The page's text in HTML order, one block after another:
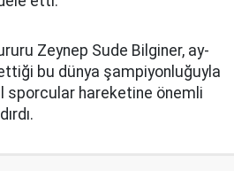
Zeynep Sude Bilginer, ay-
bu dünya şampiyonluğuyla
sporcular hareketine önemli